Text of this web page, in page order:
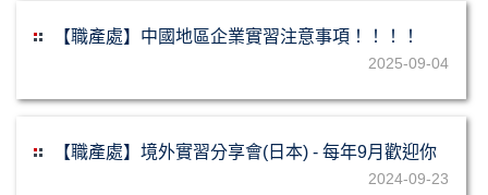
【職產處】中國地區企業實習注意事項！！！！
2025-09-04
【職產處】境外實習分享會(日本) - 每年9月歡迎你
2024-09-23